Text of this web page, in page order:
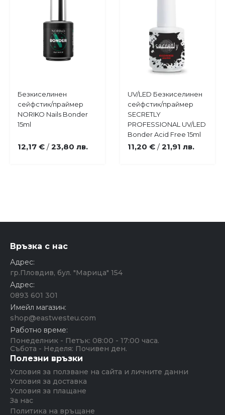
в
любими
Купи
Безкиселинен
сейфстик/праймер
NORIKO Nails Bonder
15ml
12,17 € / 23,80 лв.
в
Купи
UV/LED Безкиселинен
сейфстик/праймер
SECRETLY
PROFESSIONAL UV/LED
Bonder Acid Free 15ml
11,20 € / 21,91 лв.
Връзка с нас
Адрес:
гр.Пловдив, бул. "Марица" 154
Адрес:
0893 601 301
Имейл магазин:
shop@eastwesteu.com
Работно време:
Понеделник - Петък: 08:00 - 17:00 часа.
Събота - Неделя: Почивен ден.
Полезни връзки
Условия за ползване на сайта и личните данни
Условия за доставка
Условия за плащане
За нас
Политика на връщане